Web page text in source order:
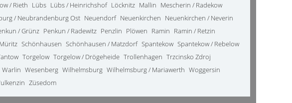
/ Rieth Lübs Lübs / Heinrichshof Löcknitz Mallin Mescherin / Radekow
/ Neubrandenburg Ost Neuendorf Neuenkirchen Neuenkirchen / Neverin
/ Grünz Penkun / Radewitz Penzlin Plöwen Ramin Ramin / Retzin
Schönhausen Schönhausen / Matzdorf Spantekow Spantekow / Rebelow
Torgelow Torgelow / Drögeheide Trollenhagen Trzcinsko Zdroj
Warlin Wesenberg Wilhelmsburg Wilhelmsburg / Mariawerth Woggersin
Züsedom